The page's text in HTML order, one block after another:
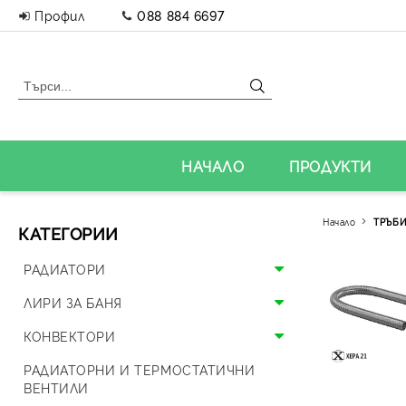
Профил 088 884 6697
НАЧАЛО ПРОДУКТИ
КАТЕГОРИИ
РАДИАТОРИ
Алуминиеви радиатори
Панелни радиатори
Аксесоари за радиатори
Дизайнерски радиатори
ЛИРИ ЗА БАНЯ
Алуминиеви лири
Стоманени лири
КОНВЕКТОРИ
Подови конвектори
РАДИАТОРНИ И ТЕРМОСТАТИЧНИ
ВЕНТИЛИ
Начало